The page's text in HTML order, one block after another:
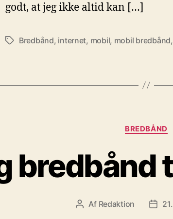
godt, at jeg ikke altid kan […]
TagsBredbånd, internet, mobil, mobil bredbånd,
BREDBÅND
bredbånd
Indlægsforfatter
Af Redaktion